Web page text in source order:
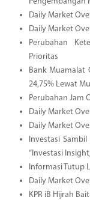
Daily Market
Daily Market
Perubahan
Prioritas
Bank Muamalat
24,75% Lewat
Perubahan Jam
Daily Market
Daily Market
Investasi
“Investasi
Informasi Tutup
Daily Market
KPR iB Hijrah